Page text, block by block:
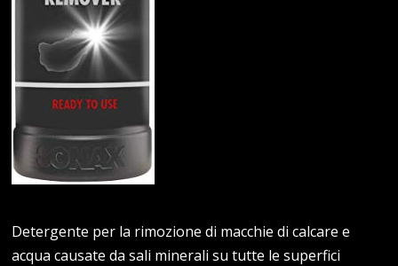
Detergente per la rimozione di macchie di calcare e
acqua causate da sali minerali su tutte le superfici